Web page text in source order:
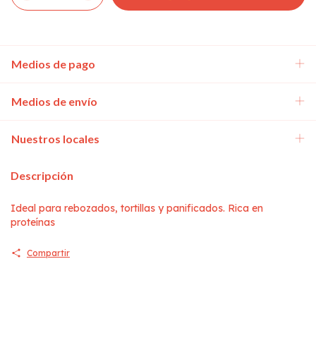
Medios de pago
Medios de envío
Nuestros locales
Descripción
Ideal para rebozados, tortillas y panificados. Rica en
proteínas
Compartir